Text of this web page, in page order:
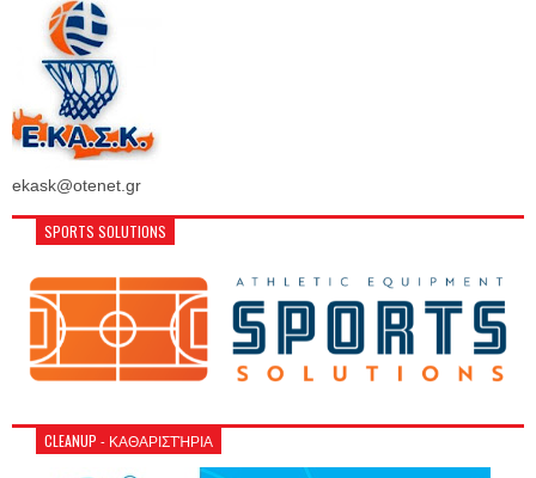
ekask@otenet.gr
SPORTS SOLUTIONS
CLEANUP - ΚΑΘΑΡΙΣΤΉΡΙΑ